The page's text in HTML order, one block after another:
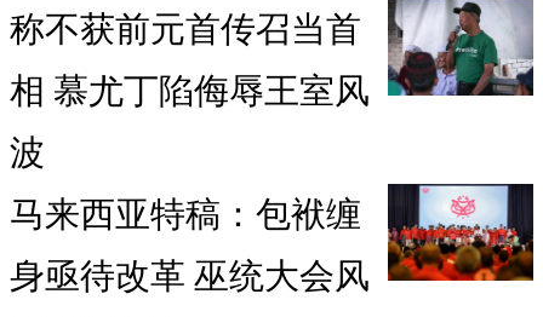
称不获前元首传召当首
相 慕尤丁陷侮辱王室风
波
马来西亚特稿：包袱缠
身亟待改革 巫统大会风